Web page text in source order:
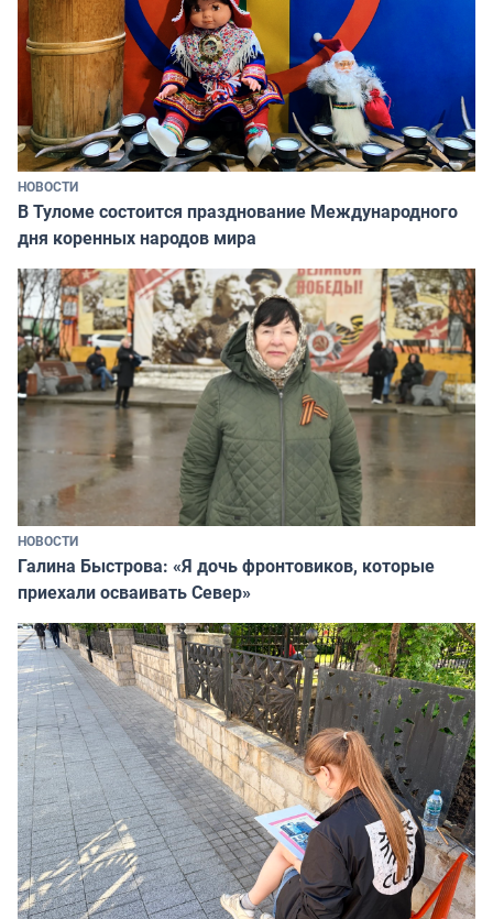
НОВОСТИ
В Туломе состоится празднование Международного
дня коренных народов мира
НОВОСТИ
Галина Быстрова: «Я дочь фронтовиков, которые
приехали осваивать Север»